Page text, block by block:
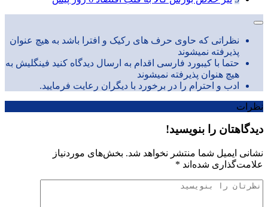
نظراتی که حاوی حرف های رکیک و افترا باشد به هیچ عنوان
پذیرفته نمیشوند
حتما با کیبورد فارسی اقدام به ارسال دیدگاه کنید فینگلیش به
هیچ هنوان پذیرفته نمیشوند
ادب و احترام را در برخورد با دیگران رعایت فرمایید.
نظرات
دیدگاهتان را بنویسید!
نشانی ایمیل شما منتشر نخواهد شد. بخش‌های موردنیاز
علامت‌گذاری شده‌اند *